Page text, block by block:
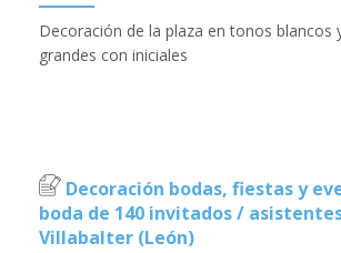
Decoración de la plaza en tonos blancos
grandes con iniciales
Decoración bodas, fiestas y
boda de 140 invitados /
Villabalter (León)